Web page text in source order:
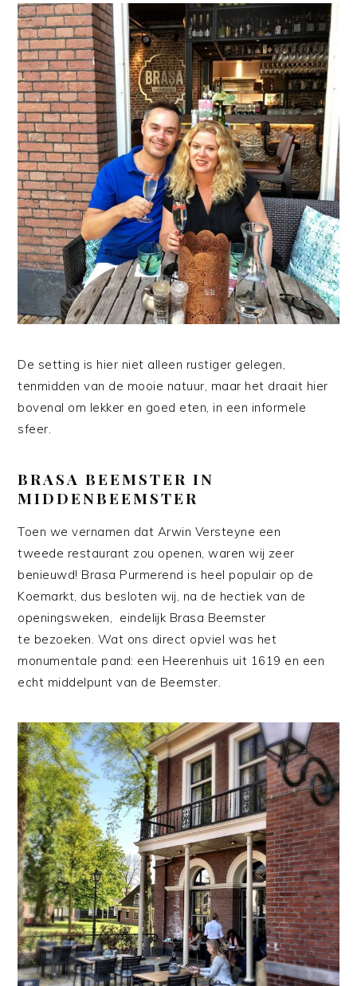
De setting is hier niet alleen rustiger gelegen,
tenmidden van de mooie natuur, maar het draait hier
bovenal om lekker en goed eten, in een informele
sfeer.
BRASA BEEMSTER IN
MIDDENBEEMSTER
Toen we vernamen dat Arwin Versteyne een
tweede restaurant zou openen, waren wij zeer
benieuwd! Brasa Purmerend is heel populair op de
Koemarkt, dus besloten wij, na de hectiek van de
openingsweken, eindelijk Brasa Beemster
te bezoeken. Wat ons direct opviel was het
monumentale pand: een Heerenhuis uit 1619 en een
echt middelpunt van de Beemster.